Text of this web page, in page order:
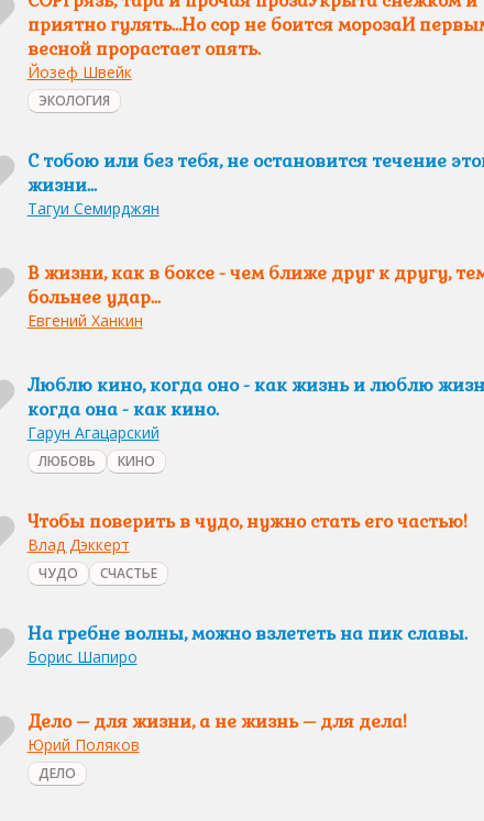
приятно гулять…Но сор не боится морозаИ
весной прорастает опять.
Йозеф Швейк
ЭКОЛОГИЯ
С тобою или без тебя, не остановится течение
жизни...
Тагуи Семирджян
В жизни, как в боксе - чем ближе друг к другу,
больнее удар...
Евгений Ханкин
Люблю кино, когда оно - как жизнь и люблю
когда она - как кино.
Гарун Агацарский
ЛЮБОВЬ КИНО
Чтобы поверить в чудо, нужно стать его частью!
Влад Дэккерт
ЧУДО СЧАСТЬЕ
На гребне волны, можно взлететь на пик славы.
Борис Шапиро
Дело – для жизни, а не жизнь – для дела!
Юрий Поляков
ДЕЛО